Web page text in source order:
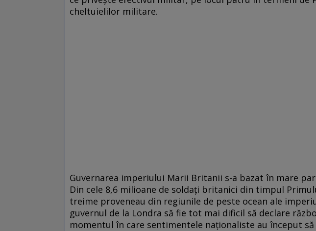
cheltuielilor militare.
Guvernarea imperiului Marii Britanii s-a bazat în mare
Din cele 8,6 milioane de soldaţi britanici din timpul
treime proveneau din regiunile de peste ocean ale
guvernul de la Londra să fie tot mai dificil să declare
momentul în care sentimentele naţionaliste au început să